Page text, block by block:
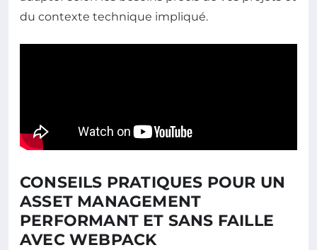
du contexte technique impliqué.
CONSEILS PRATIQUES POUR UN
ASSET MANAGEMENT
PERFORMANT ET SANS FAILLE
AVEC WEBPACK